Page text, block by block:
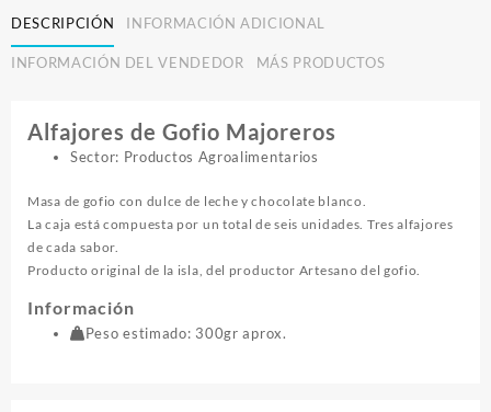
DESCRIPCIÓN INFORMACIÓN ADICIONAL
INFORMACIÓN DEL VENDEDOR MÁS PRODUCTOS
Alfajores de Gofio Majoreros
Sector: Productos Agroalimentarios
Masa de gofio con dulce de leche y chocolate blanco.
La caja está compuesta por un total de seis unidades. Tres alfajores
de cada sabor.
Producto original de la isla, del productor Artesano del gofio.
Información
Peso estimado: 300gr aprox.